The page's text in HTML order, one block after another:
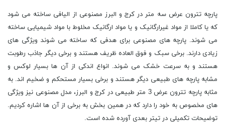
پارچه‌ تترون عرض سه متر در کرج و البرز مصنوعی از الیافی ساخته می ‌شود
که یا کاملا از مواد غیرارگانیک و یا مواد ارگانیک مخلوط با مواد شیمیایی ساخته
می ‌شوند. پارچه ‌های مصنوعی برای هدفی که ساخته می ‌شوند ویژگی ‌های
زیادی دارند. برخی سبک و فوق العاده ظریف هستند و برخی دیگر جاذب رطوبت
هستند و به سرعت خشک می‌ شوند. انواع اندکی از آن ها بسیار لوکس و
مشابه پارچه‌ های طبیعی دیگر هستند و برخی بسیار مستحکم و ضخیم اند. به
مثابه پارچه تترون عرض 3 متر طبیعی در کرج و البرز، مدل مصنوعی نیز ویژگی
های مخصوص به خود را دارد که در همین بخش به برخی از آن ها اشاره کردیم.
توضیحات تکمیلی در تیتر بعدی آورده شده است.